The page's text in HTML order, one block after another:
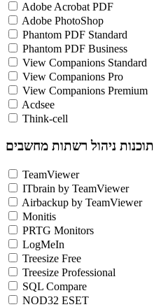
Adobe Acrobat PDF
Adobe PhotoShop
Phantom PDF Standard
Phantom PDF Business
View Companions Standard
View Companions Pro
View Companions Premium
Acdsee
Think-cell
תוכנות ניהול רשתות מחשבים
TeamViewer
ITbrain by TeamViewer
Airbackup by TeamViewer
Monitis
PRTG Monitors
LogMeIn
Treesize Free
Treesize Professional
SQL Compare
NOD32 ESET